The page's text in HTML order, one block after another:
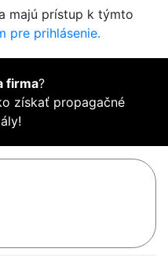
majú prístup k týmto
pre prihlásenie.
firma?
získať propagačné